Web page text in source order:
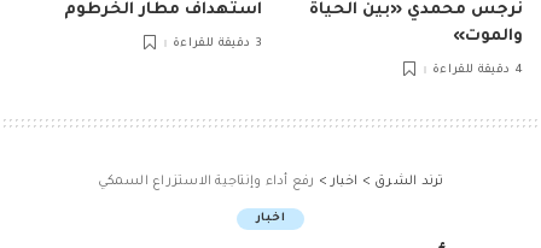
نرجس محمدي «بين الحياة
والموت»
4 دقيقة للقراءة
استهداف مطار الخرطوم
3 دقيقة للقراءة
ترند الشرق > اخبار > رفع أداء وإنتاجية الاستزراع السمكي
اخبار